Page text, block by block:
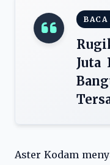
BACA
Juta
Aster Kodam